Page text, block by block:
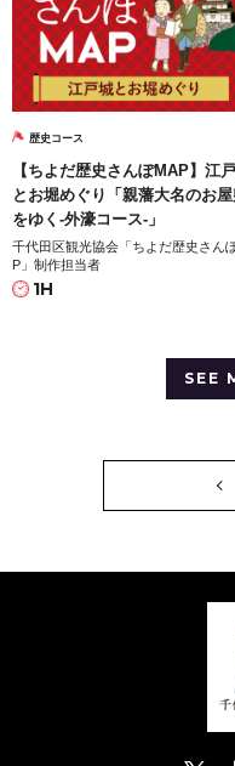
歴史コース
【ちよだ歴史さんぽMAP】江
とお堀めぐり「親藩大名のお
をゆく-外濠コース-」
千代田区観光協会「ちよだ歴史さん
P」制作担当者
1H
SEE